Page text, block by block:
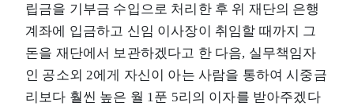
립금을 기부금 수입으로 처리한 후 위 재단의 은행
계좌에 입금하고 신임 이사장이 취임할 때까지 그
돈을 재단에서 보관하겠다고 한 다음, 실무책임자
인 공소외 2에게 자신이 아는 사람을 통하여 시중금
리보다 훨씬 높은 월 1푼 5리의 이자를 받아주겠다